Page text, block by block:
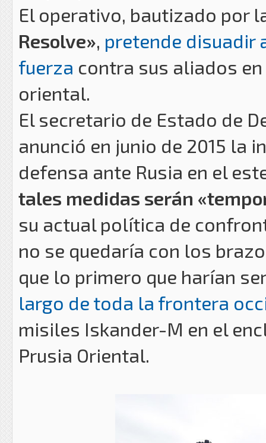
El operativo, bautizado por
Resolve», pretende disuadir
fuerza contra sus aliados
oriental.
El secretario de Estado de
anunció en junio de 2015 la
defensa ante Rusia en el
tales medidas serán
su actual política de
no se quedaría con los
que lo primero que harían
largo de toda la frontera
misiles Iskander-M en el
Prusia Oriental.